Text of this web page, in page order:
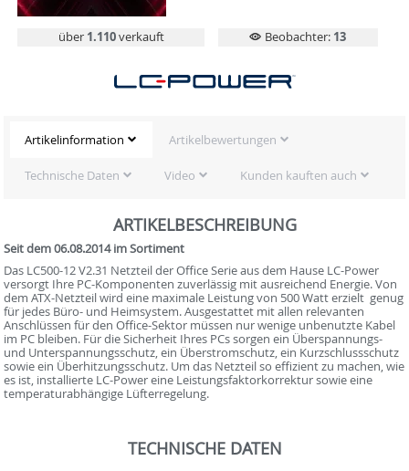
über 1.110verkauft Beobachter: 13
Artikelinformation Artikelbewertungen
Technische Daten Video Kunden kauften auch
ARTIKELBESCHREIBUNG
Seit dem 06.08.2014 im Sortiment
Das LC500-12 V2.31 Netzteil der Office Serie aus dem Hause LC-Power
versorgt Ihre PC-Komponenten zuverlässig mit ausreichend Energie. Von
dem ATX-Netzteil wird eine maximale Leistung von 500 Watt erzielt  genug
für jedes Büro- und Heimsystem. Ausgestattet mit allen relevanten
Anschlüssen für den Office-Sektor müssen nur wenige unbenutzte Kabel
im PC bleiben. Für die Sicherheit Ihres PCs sorgen ein Überspannungs-
und Unterspannungsschutz, ein Überstromschutz, ein Kurzschlussschutz
sowie ein Überhitzungsschutz. Um das Netzteil so effizient zu machen, wie
es ist, installierte LC-Power eine Leistungsfaktorkorrektur sowie eine
temperaturabhängige Lüfterregelung.
TECHNISCHE DATEN